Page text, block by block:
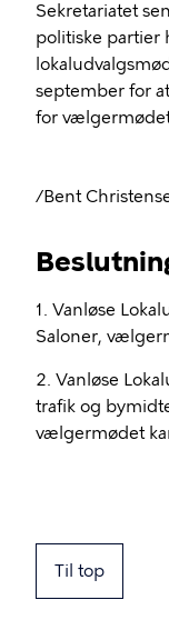
Sekretariatet
politiske
september for
for
/Bent
1. Vanløse
Saloner,
2. Vanløse
trafik og
vælgermødet
Til top